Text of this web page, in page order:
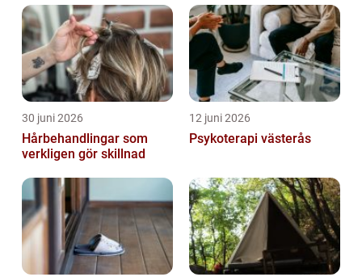
30 juni 2026
Hårbehandlingar som
verkligen gör skillnad
12 juni 2026
Psykoterapi västerås